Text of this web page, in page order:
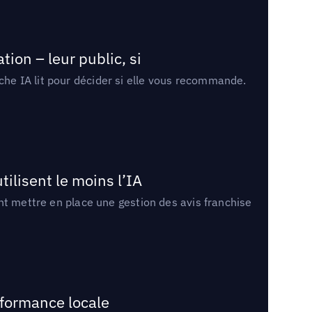
– leur public, si
IA lit pour décider si elle vous recommande.
le moins l’IA
mettre en place une gestion des avis franchise
locale